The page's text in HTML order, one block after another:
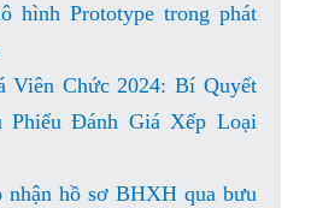
hình Prototype trong phát
Viên Chức 2024: Bí Quyết
Phiếu Đánh Giá Xếp Loại
nhận hồ sơ BHXH qua bưu